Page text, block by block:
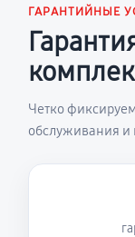
ГАРАНТИЙНЫЕ
Четко
обслуживания и